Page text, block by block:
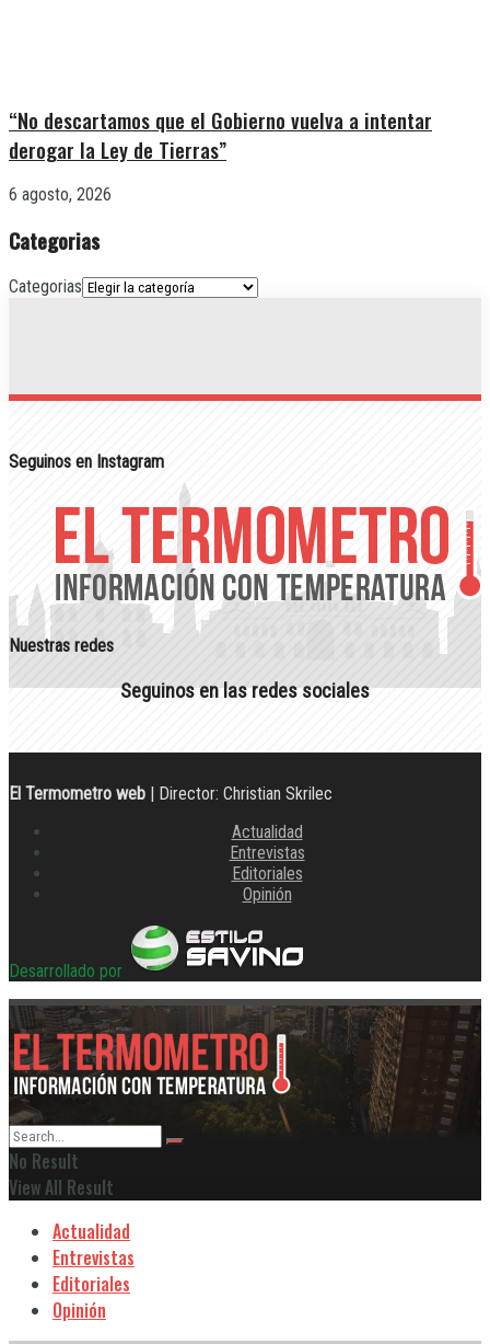
“No descartamos que el Gobierno vuelva a intentar
derogar la Ley de Tierras”
6 agosto, 2026
Categorias
Categorias
Seguinos en Instagram
Nuestras redes
Seguinos en las redes sociales
El Termometro web | Director: Christian Skrilec
Actualidad
Entrevistas
Editoriales
Opinión
Desarrollado por
No Result
View All Result
Actualidad
Entrevistas
Editoriales
Opinión